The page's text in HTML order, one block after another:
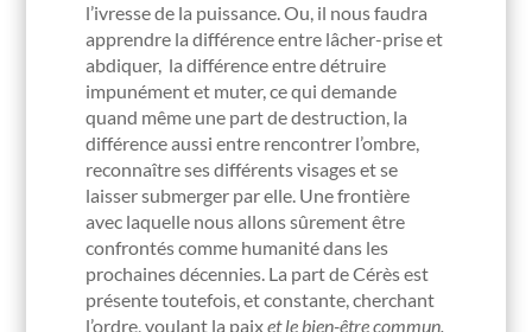
l’ivresse de la puissance. Ou, il nous faudra
apprendre la différence entre lâcher-prise et
abdiquer, la différence entre détruire
impunément et muter, ce qui demande
quand même une part de destruction, la
différence aussi entre rencontrer l’ombre,
reconnaître ses différents visages et se
laisser submerger par elle. Une frontière
avec laquelle nous allons sûrement être
confrontés comme humanité dans les
prochaines décennies. La part de Cérès est
présente toutefois, et constante, cherchant
l’ordre, voulant la paixet le bien-être commun.